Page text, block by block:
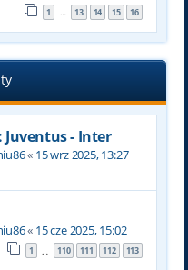
1 … 13 14 15 16
Juventus - Inter
« 15 wrz 2025, 13:27
« 15 cze 2025, 15:02
1 … 110 111 112 113